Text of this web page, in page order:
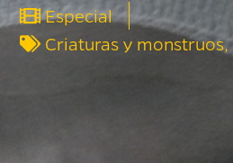
Especial
Criaturas y monstruos,